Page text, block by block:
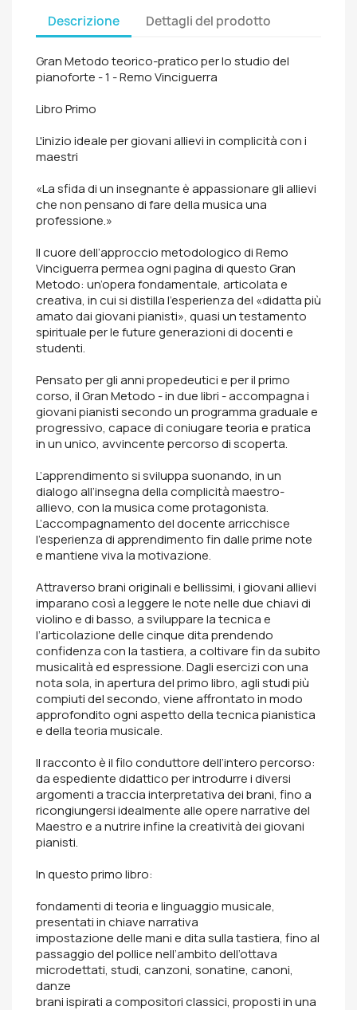
Descrizione Dettagli del prodotto
Gran Metodo teorico-pratico per lo studio del
pianoforte - 1 - Remo Vinciguerra
Libro Primo
L'inizio ideale per giovani allievi in complicità con i
maestri
«La sfida di un insegnante è appassionare gli allievi
che non pensano di fare della musica una
professione.»
Il cuore dell’approccio metodologico di Remo
Vinciguerra permea ogni pagina di questo Gran
Metodo: un’opera fondamentale, articolata e
creativa, in cui si distilla l’esperienza del «didatta più
amato dai giovani pianisti», quasi un testamento
spirituale per le future generazioni di docenti e
studenti.
Pensato per gli anni propedeutici e per il primo
corso, il Gran Metodo - in due libri - accompagna i
giovani pianisti secondo un programma graduale e
progressivo, capace di coniugare teoria e pratica
in un unico, avvincente percorso di scoperta.
L’apprendimento si sviluppa suonando, in un
dialogo all’insegna della complicità maestro-
allievo, con la musica come protagonista.
L’accompagnamento del docente arricchisce
l’esperienza di apprendimento fin dalle prime note
e mantiene viva la motivazione.
Attraverso brani originali e bellissimi, i giovani allievi
imparano così a leggere le note nelle due chiavi di
violino e di basso, a sviluppare la tecnica e
l’articolazione delle cinque dita prendendo
confidenza con la tastiera, a coltivare fin da subito
musicalità ed espressione. Dagli esercizi con una
nota sola, in apertura del primo libro, agli studi più
compiuti del secondo, viene affrontato in modo
approfondito ogni aspetto della tecnica pianistica
e della teoria musicale.
Il racconto è il filo conduttore dell’intero percorso:
da espediente didattico per introdurre i diversi
argomenti a traccia interpretativa dei brani, fino a
ricongiungersi idealmente alle opere narrative del
Maestro e a nutrire infine la creatività dei giovani
pianisti.
In questo primo libro:
fondamenti di teoria e linguaggio musicale,
presentati in chiave narrativa
impostazione delle mani e dita sulla tastiera, fino al
passaggio del pollice nell’ambito dell’ottava
microdettati, studi, canzoni, sonatine, canoni,
danze
brani ispirati a compositori classici, proposti in una